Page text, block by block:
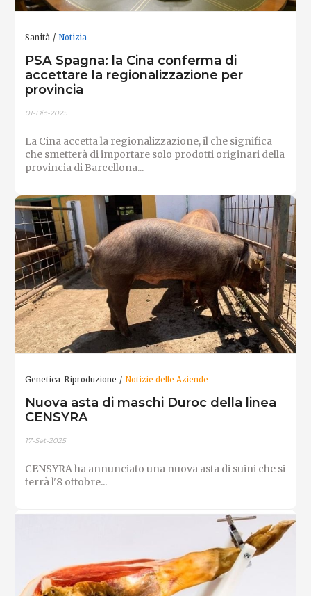
Sanità Notizia
PSA Spagna: la Cina conferma di
accettare la regionalizzazione per
provincia
01-Dic-2025
La Cina accetta la regionalizzazione, il che significa
che smetterà di importare solo prodotti originari della
provincia di Barcellona...
Genetica-Riproduzione Notizie delle Aziende
Nuova asta di maschi Duroc della linea
CENSYRA
17-Set-2025
CENSYRA ha annunciato una nuova asta di suini che si
terrà l'8 ottobre...